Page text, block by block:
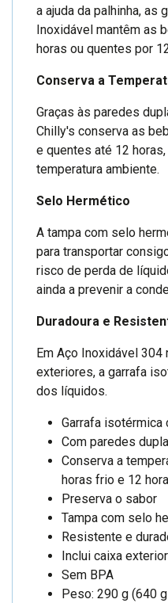
a ajuda da palhinha, as
Inoxidável mantêm as
horas ou quentes por
Conserva a
Graças às paredes
Chilly's conserva as
e quentes até 12
temperatura ambiente.
Selo Hermético
A tampa com selo
para transportar
risco de perda de
ainda a prevenir a
Duradoura e
Em Aço Inoxidável
exteriores, a garrafa
dos líquidos.
Garrafa isotérmica
Com paredes
Conserva a
horas frio e 12
Preserva o sabor
Tampa com selo
Resistente e
Inclui caixa
Sem BPA
Peso: 290 g (640